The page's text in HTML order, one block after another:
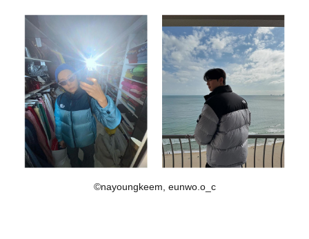
©nayoungkeem, eunwo.o_c